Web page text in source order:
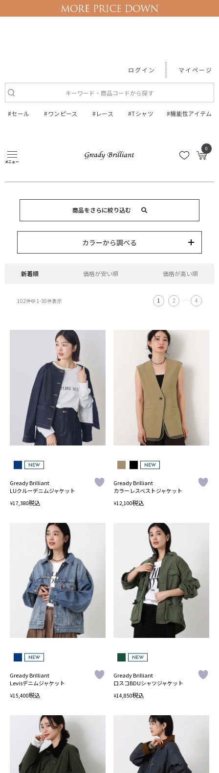
メニュー
0
ログイン マイページ
#セール #ワンピース #レース #Tシャツ #機能性アイテム
商品をさらに絞り込む
ブランド
カラーから調べる
価格が安い順 価格が高い順
新着順
102件中 1-30件表示 1 2 … 4
NEW
Gready Brilliant
LUクルーデニムジャケット
¥17,380税込
NEW
Gready Brilliant
カラーレスベストジャケット
¥12,100税込
NEW
Gready Brilliant
Levisデニムジャケット
¥15,400税込
NEW
Gready Brilliant
ロスコBDUシャツジャケット
¥14,850税込